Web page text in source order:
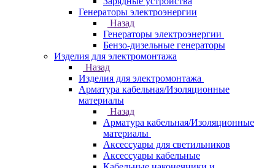
Генераторы электроэнергии
Назад
Генераторы электроэнергии
Бензо-дизельные генераторы
Изделия для электромонтажа
Назад
Изделия для электромонтажа
Арматура кабельная/Изоляционные
материалы
Назад
Арматура кабельная/Изоляционные
материалы
Аксессуары для светильников
Аксессуары кабельные